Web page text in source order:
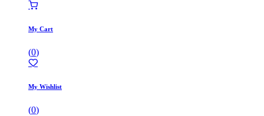
My Cart
(0)
My Wishlist
(0)